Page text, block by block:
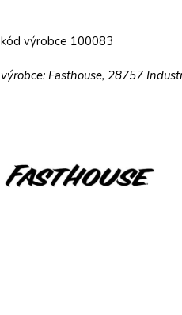
kód výrobce 100083
výrobce: Fasthouse, 28757